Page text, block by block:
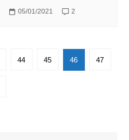
05/01/2021 2
44 45 46 47